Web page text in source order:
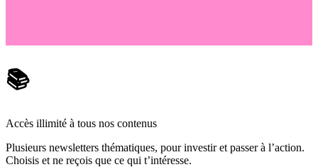
📚
Accès illimité à tous nos contenus
Plusieurs newsletters thématiques, pour investir et passer à l’action.
Choisis et ne reçois que ce qui t’intéresse.